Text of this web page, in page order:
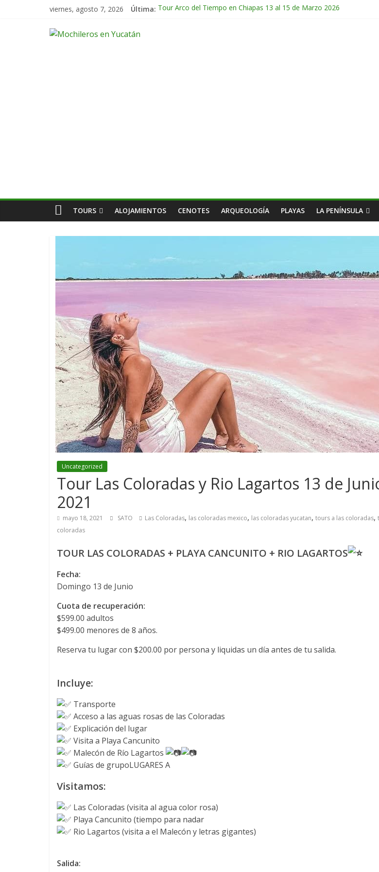
viernes, agosto 7, 2026 Última: Tour Arco del Tiempo en Chiapas 13 al 15 de Marzo 2026
TOURS ALOJAMIENTOS CENOTES ARQUEOLOGÍA PLAYAS LA PENÍNSULA
Uncategorized
Tour Las Coloradas y Rio Lagartos 13 de
2021
mayo 18, 2021 SATO Las Coloradas, las coloradas mexico, las coloradas yucatan, tours a las coloradas,
coloradas
TOUR LAS COLORADAS + PLAYA CANCUNITO + RIO LAGARTOS
Fecha:
Domingo 13 de Junio
Cuota de recuperación:
$599.00 adultos
$499.00 menores de 8 años.
Reserva tu lugar con $200.00 por persona y liquidas un día antes de tu salida.
Incluye:
Transporte
Acceso a las aguas rosas de las Coloradas
Explicación del lugar
Visita a Playa Cancunito
Malecón de Río Lagartos
Guías de grupoLUGARES A
Visitamos:
Las Coloradas (visita al agua color rosa)
Playa Cancunito (tiempo para nadar
Rio Lagartos (visita a el Malecón y letras gigantes)
Salida: